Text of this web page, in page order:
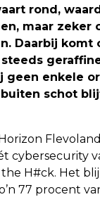
rond,
maar zeker
Daarbij komt
geen enkele
schot
cybersecurity
H#ck. Het
77 procent